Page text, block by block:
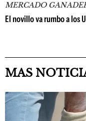
MERCADO
El novillo va rumbo a los
MAS